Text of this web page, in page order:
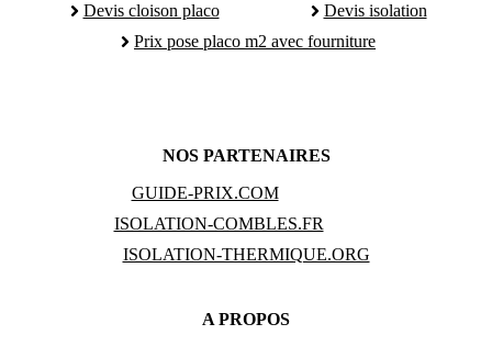
Devis cloison placo
Devis isolation
Prix pose placo m2 avec fourniture
NOS PARTENAIRES
GUIDE-PRIX.COM
ISOLATION-COMBLES.FR
ISOLATION-THERMIQUE.ORG
A PROPOS